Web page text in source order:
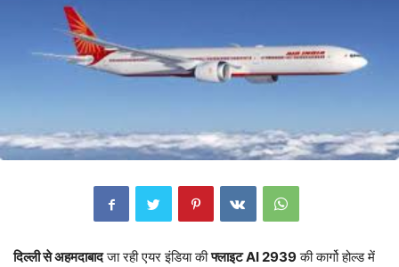
दिल्ली से अहमदाबादजा रही एयर इंडिया कीफ्लाइट AI 2939की कार्गो होल्ड में